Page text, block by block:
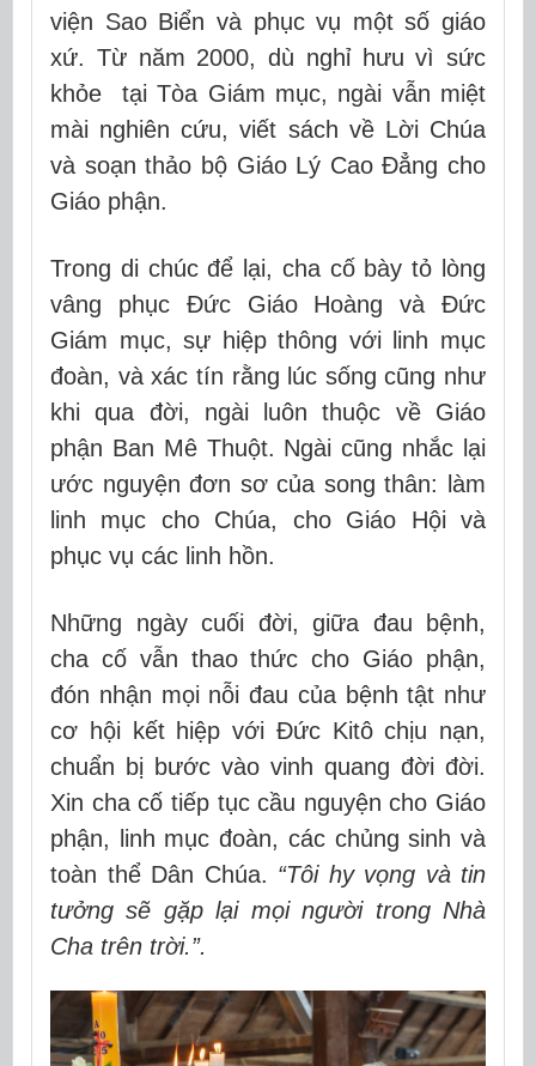
viện Sao Biển và phục vụ một số giáo
xứ. Từ năm 2000, dù nghỉ hưu vì sức
khỏe tại Tòa Giám mục, ngài vẫn miệt
mài nghiên cứu, viết sách về Lời Chúa
và soạn thảo bộ Giáo Lý Cao Đẳng cho
Giáo phận.
Trong di chúc để lại, cha cố bày tỏ lòng
vâng phục Đức Giáo Hoàng và Đức
Giám mục, sự hiệp thông với linh mục
đoàn, và xác tín rằng lúc sống cũng như
khi qua đời, ngài luôn thuộc về Giáo
phận Ban Mê Thuột. Ngài cũng nhắc lại
ước nguyện đơn sơ của song thân: làm
linh mục cho Chúa, cho Giáo Hội và
phục vụ các linh hồn.
Những ngày cuối đời, giữa đau bệnh,
cha cố vẫn thao thức cho Giáo phận,
đón nhận mọi nỗi đau của bệnh tật như
cơ hội kết hiệp với Đức Kitô chịu nạn,
chuẩn bị bước vào vinh quang đời đời.
Xin cha cố tiếp tục cầu nguyện cho Giáo
phận, linh mục đoàn, các chủng sinh và
toàn thể Dân Chúa. “Tôi hy vọng và tin
tưởng sẽ gặp lại mọi người trong Nhà
Cha trên trời.”.